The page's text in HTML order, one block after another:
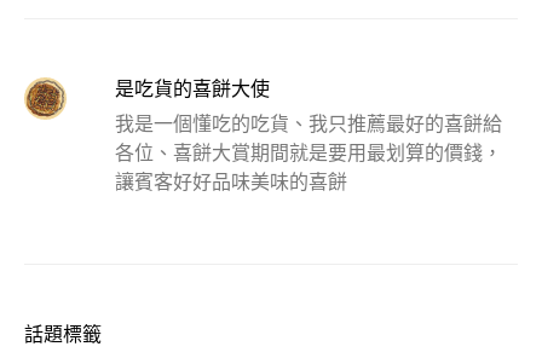
是吃貨的喜餅大使
我是一個懂吃的吃貨、我只推薦最好的喜餅給
各位、喜餅大賞期間就是要用最划算的價錢，
讓賓客好好品味美味的喜餅
話題標籤